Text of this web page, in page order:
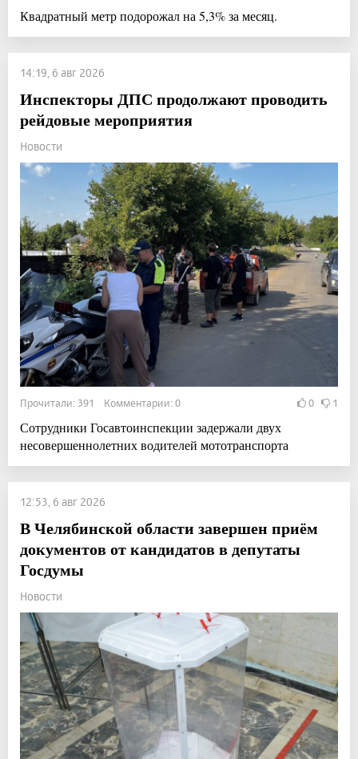
Квадратный метр подорожал на 5,3% за месяц.
14:19, 6 авг 2026
Инспекторы ДПС продолжают проводить
рейдовые мероприятия
Новости
Прочитали: 391 Комментарии: 0 0 1
Сотрудники Госавтоинспекции задержали двух
несовершеннолетних водителей мототранспорта
12:53, 6 авг 2026
В Челябинской области завершен приём
документов от кандидатов в депутаты
Госдумы
Новости